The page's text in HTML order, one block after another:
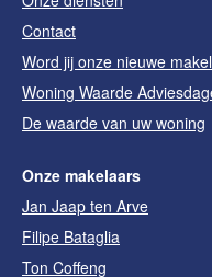
Contact
Word jij onze nieuwe
Woning Waarde
De waarde van uw woning
Onze makelaars
Jan Jaap ten Arve
Filipe Bataglia
Ton Coffeng